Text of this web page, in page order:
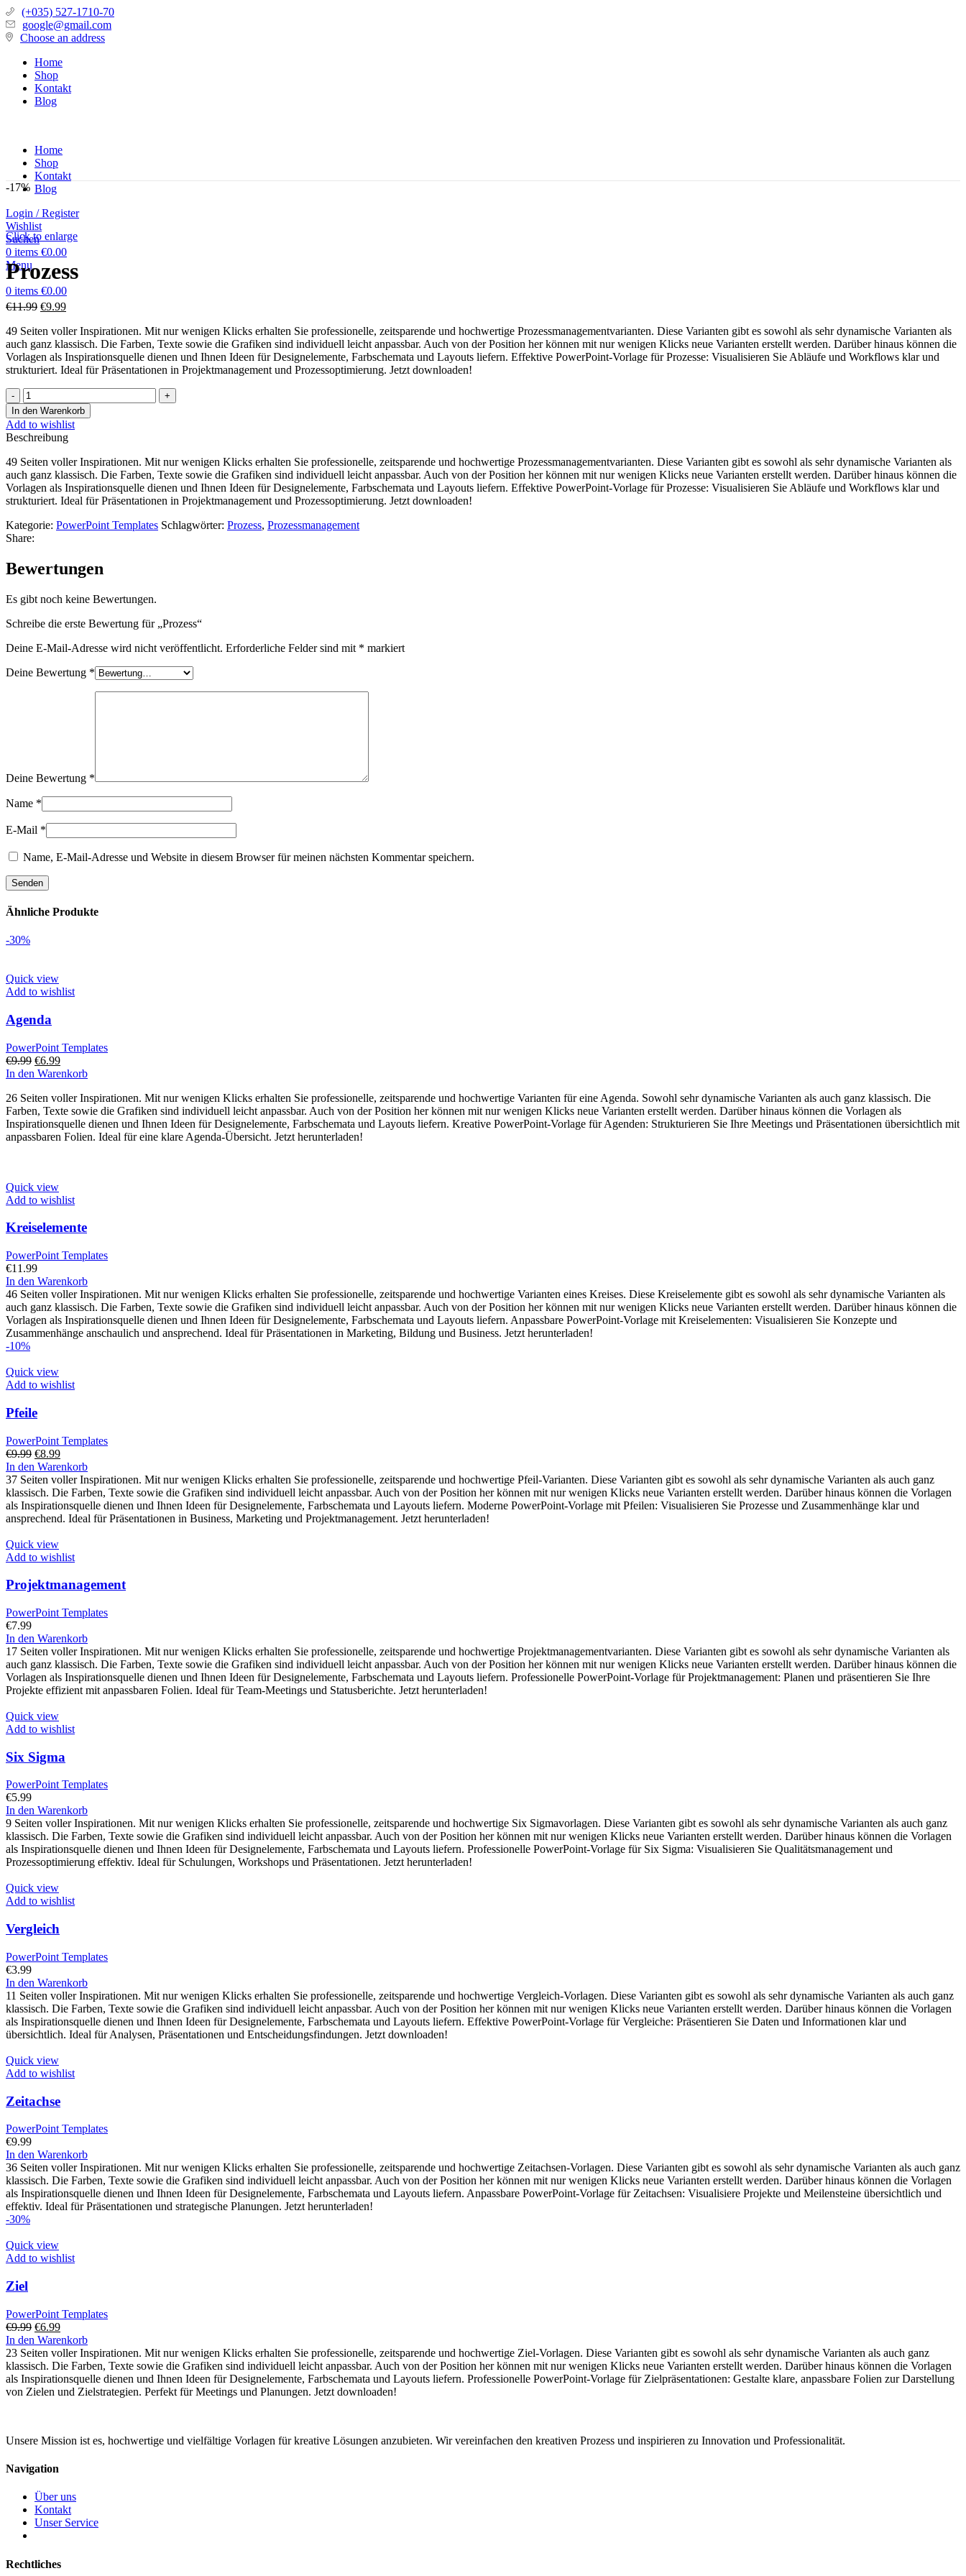
(+035) 527-1710-70
google@gmail.com
Choose an address
Home
Shop
Kontakt
Blog
Home
Shop
Kontakt
Blog
Login / Register
Wishlist
Suchen
0 items €0.00
Menu
0 items €0.00
-17%
Click to enlarge
Prozess
€11.99 Ursprünglicher
war:
€11.99
€9.99Aktueller
ist:
€9.99.
49 Seiten voller Inspirationen. Mit nur wenigen Klicks erhalten Sie professionelle, zeitsparende und hochwertige Prozessmanagementvarianten. Diese Varianten gibt es sowohl als sehr dynamische Varianten als
auch ganz klassisch. Die Farben, Texte sowie die Grafiken sind individuell leicht anpassbar. Auch von der Position her können mit nur wenigen Klicks neue Varianten erstellt werden. Darüber hinaus können die
Vorlagen als Inspirationsquelle dienen und Ihnen Ideen für Designelemente, Farbschemata und Layouts liefern. Effektive PowerPoint-Vorlage für Prozesse: Visualisieren Sie Abläufe und Workflows klar und
strukturiert. Ideal für Präsentationen in Projektmanagement und Prozessoptimierung. Jetzt downloaden!
Prozess
Menge
In den Warenkorb
Add to wishlist
Beschreibung
49 Seiten voller Inspirationen. Mit nur wenigen Klicks erhalten Sie professionelle, zeitsparende und hochwertige Prozessmanagementvarianten. Diese Varianten gibt es sowohl als sehr dynamische Varianten als
auch ganz klassisch. Die Farben, Texte sowie die Grafiken sind individuell leicht anpassbar. Auch von der Position her können mit nur wenigen Klicks neue Varianten erstellt werden. Darüber hinaus können die
Vorlagen als Inspirationsquelle dienen und Ihnen Ideen für Designelemente, Farbschemata und Layouts liefern. Effektive PowerPoint-Vorlage für Prozesse: Visualisieren Sie Abläufe und Workflows klar und
strukturiert. Ideal für Präsentationen in Projektmanagement und Prozessoptimierung. Jetzt downloaden!
Kategorie: PowerPoint Templates Schlagwörter: Prozess, Prozessmanagement
Share:
Bewertungen
Es gibt noch keine Bewertungen.
Schreibe die erste Bewertung für „Prozess“
Deine E-Mail-Adresse wird nicht veröffentlicht. Erforderliche Felder sind mit * markiert
Deine Bewertung *
Deine Bewertung *
Name *
E-Mail *
Name, E-Mail-Adresse und Website in diesem Browser für meinen nächsten Kommentar speichern.
Ähnliche Produkte
-30%
Quick view
Add to wishlist
Agenda
PowerPoint Templates
€9.99 Ursprünglicher
Preis
€9.99
€6.99Aktueller
Preis
€6.99.
In den Warenkorb
26 Seiten voller Inspirationen. Mit nur wenigen Klicks erhalten Sie professionelle, zeitsparende und hochwertige Varianten für eine Agenda. Sowohl sehr dynamische Varianten als auch ganz klassisch. Die
Farben, Texte sowie die Grafiken sind individuell leicht anpassbar. Auch von der Position her können mit nur wenigen Klicks neue Varianten erstellt werden. Darüber hinaus können die Vorlagen als
Inspirationsquelle dienen und Ihnen Ideen für Designelemente, Farbschemata und Layouts liefern. Kreative PowerPoint-Vorlage für Agenden: Strukturieren Sie Ihre Meetings und Präsentationen übersichtlich mit
anpassbaren Folien. Ideal für eine klare Agenda-Übersicht. Jetzt herunterladen!
Quick view
Add to wishlist
Kreiselemente
PowerPoint Templates
€11.99
In den Warenkorb
46 Seiten voller Inspirationen. Mit nur wenigen Klicks erhalten Sie professionelle, zeitsparende und hochwertige Varianten eines Kreises. Diese Kreiselemente gibt es sowohl als sehr dynamische Varianten als
auch ganz klassisch. Die Farben, Texte sowie die Grafiken sind individuell leicht anpassbar. Auch von der Position her können mit nur wenigen Klicks neue Varianten erstellt werden. Darüber hinaus können die
Vorlagen als Inspirationsquelle dienen und Ihnen Ideen für Designelemente, Farbschemata und Layouts liefern. Anpassbare PowerPoint-Vorlage mit Kreiselementen: Visualisieren Sie Konzepte und
Zusammenhänge anschaulich und ansprechend. Ideal für Präsentationen in Marketing, Bildung und Business. Jetzt herunterladen!
-10%
Quick view
Add to wishlist
Pfeile
PowerPoint Templates
€9.99 Ursprünglicher
Preis
war:
€9.99
€8.99Aktueller
Preis
ist:
€8.99.
In den Warenkorb
37 Seiten voller Inspirationen. Mit nur wenigen Klicks erhalten Sie professionelle, zeitsparende und hochwertige Pfeil-Varianten. Diese Varianten gibt es sowohl als sehr dynamische Varianten als auch ganz
klassisch. Die Farben, Texte sowie die Grafiken sind individuell leicht anpassbar. Auch von der Position her können mit nur wenigen Klicks neue Varianten erstellt werden. Darüber hinaus können die Vorlagen
als Inspirationsquelle dienen und Ihnen Ideen für Designelemente, Farbschemata und Layouts liefern. Moderne PowerPoint-Vorlage mit Pfeilen: Visualisieren Sie Prozesse und Zusammenhänge klar und
ansprechend. Ideal für Präsentationen in Business, Marketing und Projektmanagement. Jetzt herunterladen!
Quick view
Add to wishlist
Projektmanagement
PowerPoint Templates
€7.99
In den Warenkorb
17 Seiten voller Inspirationen. Mit nur wenigen Klicks erhalten Sie professionelle, zeitsparende und hochwertige Projektmanagementvarianten. Diese Varianten gibt es sowohl als sehr dynamische Varianten als
auch ganz klassisch. Die Farben, Texte sowie die Grafiken sind individuell leicht anpassbar. Auch von der Position her können mit nur wenigen Klicks neue Varianten erstellt werden. Darüber hinaus können die
Vorlagen als Inspirationsquelle dienen und Ihnen Ideen für Designelemente, Farbschemata und Layouts liefern. Professionelle PowerPoint-Vorlage für Projektmanagement: Planen und präsentieren Sie Ihre
Projekte effizient mit anpassbaren Folien. Ideal für Team-Meetings und Statusberichte. Jetzt herunterladen!
Quick view
Add to wishlist
Six Sigma
PowerPoint Templates
€5.99
In den Warenkorb
9 Seiten voller Inspirationen. Mit nur wenigen Klicks erhalten Sie professionelle, zeitsparende und hochwertige Six Sigmavorlagen. Diese Varianten gibt es sowohl als sehr dynamische Varianten als auch ganz
klassisch. Die Farben, Texte sowie die Grafiken sind individuell leicht anpassbar. Auch von der Position her können mit nur wenigen Klicks neue Varianten erstellt werden. Darüber hinaus können die Vorlagen
als Inspirationsquelle dienen und Ihnen Ideen für Designelemente, Farbschemata und Layouts liefern. Professionelle PowerPoint-Vorlage für Six Sigma: Visualisieren Sie Qualitätsmanagement und
Prozessoptimierung effektiv. Ideal für Schulungen, Workshops und Präsentationen. Jetzt herunterladen!
Quick view
Add to wishlist
Vergleich
PowerPoint Templates
€3.99
In den Warenkorb
11 Seiten voller Inspirationen. Mit nur wenigen Klicks erhalten Sie professionelle, zeitsparende und hochwertige Vergleich-Vorlagen. Diese Varianten gibt es sowohl als sehr dynamische Varianten als auch ganz
klassisch. Die Farben, Texte sowie die Grafiken sind individuell leicht anpassbar. Auch von der Position her können mit nur wenigen Klicks neue Varianten erstellt werden. Darüber hinaus können die Vorlagen
als Inspirationsquelle dienen und Ihnen Ideen für Designelemente, Farbschemata und Layouts liefern. Effektive PowerPoint-Vorlage für Vergleiche: Präsentieren Sie Daten und Informationen klar und
übersichtlich. Ideal für Analysen, Präsentationen und Entscheidungsfindungen. Jetzt downloaden!
Quick view
Add to wishlist
Zeitachse
PowerPoint Templates
€9.99
In den Warenkorb
36 Seiten voller Inspirationen. Mit nur wenigen Klicks erhalten Sie professionelle, zeitsparende und hochwertige Zeitachsen-Vorlagen. Diese Varianten gibt es sowohl als sehr dynamische Varianten als auch ganz
klassisch. Die Farben, Texte sowie die Grafiken sind individuell leicht anpassbar. Auch von der Position her können mit nur wenigen Klicks neue Varianten erstellt werden. Darüber hinaus können die Vorlagen
als Inspirationsquelle dienen und Ihnen Ideen für Designelemente, Farbschemata und Layouts liefern. Anpassbare PowerPoint-Vorlage für Zeitachsen: Visualisiere Projekte und Meilensteine übersichtlich und
effektiv. Ideal für Präsentationen und strategische Planungen. Jetzt herunterladen!
-30%
Quick view
Add to wishlist
Ziel
PowerPoint Templates
€9.99 Ursprünglicher
Preis
war:
€9.99
€6.99Aktueller
Preis
ist:
€6.99.
In den Warenkorb
23 Seiten voller Inspirationen. Mit nur wenigen Klicks erhalten Sie professionelle, zeitsparende und hochwertige Ziel-Vorlagen. Diese Varianten gibt es sowohl als sehr dynamische Varianten als auch ganz
klassisch. Die Farben, Texte sowie die Grafiken sind individuell leicht anpassbar. Auch von der Position her können mit nur wenigen Klicks neue Varianten erstellt werden. Darüber hinaus können die Vorlagen
als Inspirationsquelle dienen und Ihnen Ideen für Designelemente, Farbschemata und Layouts liefern. Professionelle PowerPoint-Vorlage für Zielpräsentationen: Gestalte klare, anpassbare Folien zur Darstellung
von Zielen und Zielstrategien. Perfekt für Meetings und Planungen. Jetzt downloaden!
Unsere Mission ist es, hochwertige und vielfältige Vorlagen für kreative Lösungen anzubieten. Wir vereinfachen den kreativen Prozess und inspirieren zu Innovation und Professionalität.
Navigation
Über uns
Kontakt
Unser Service
Rechtliches